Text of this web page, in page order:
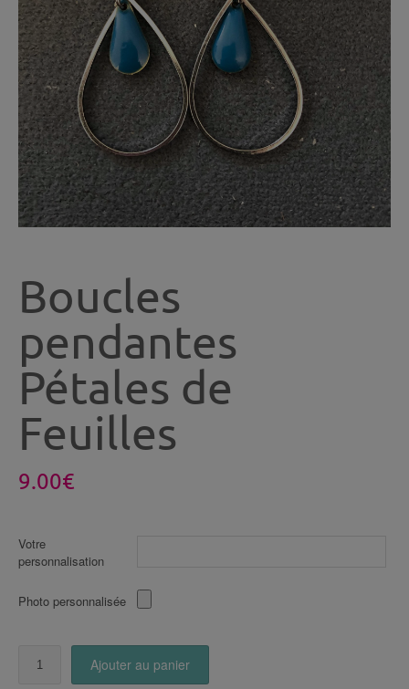
Boucles
pendantes
Pétales de
Feuilles
9.00€
Votre
personnalisation
Photo personnalisée
Ajouter au panier